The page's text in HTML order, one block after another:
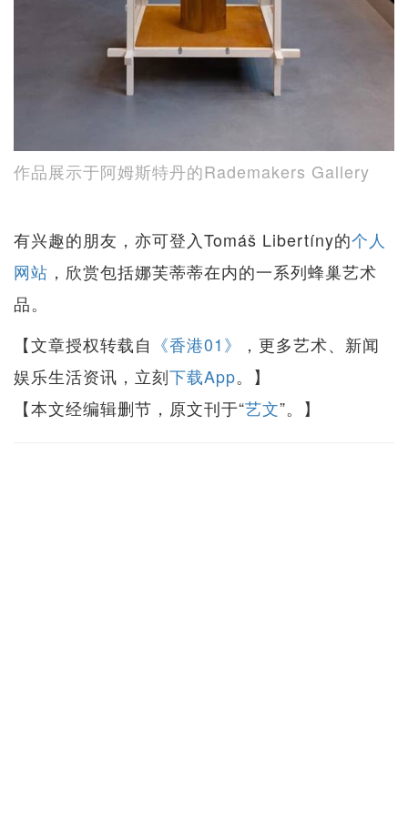
作品展示于阿姆斯特丹的Rademakers Gallery
有兴趣的朋友，亦可登入Tomáš Libertíny的个人
网站 ，欣赏包括娜芙蒂蒂在内的一系列蜂巢艺术
品。
【文章授权转载自 《香港01》
，更多艺术、新闻
娱乐生活资讯，立刻下载App。】
【本文经编辑删节，原文刊于“艺文”。】